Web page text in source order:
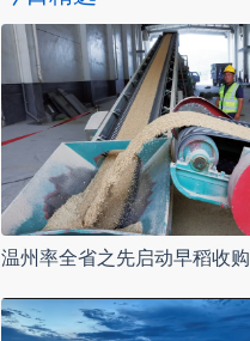
温州率全省之先启动早稻收购